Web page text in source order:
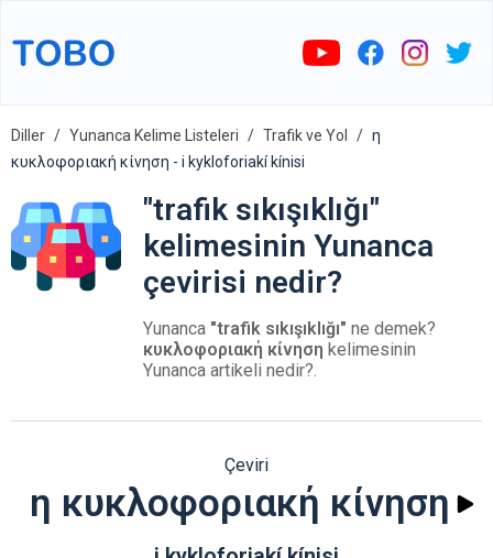
Diller Yunanca Kelime Listeleri Trafik ve Yol
η
κυκλοφοριακή κίνηση - i kykloforiakí kínisi
"trafik sıkışıklığı"
kelimesinin Yunanca
çevirisi nedir?
Yunanca "trafik sıkışıklığı" ne demek?
κυκλοφοριακή κίνηση kelimesinin
Yunanca artikeli nedir?.
Çeviri
η κυκλοφοριακή κίνηση